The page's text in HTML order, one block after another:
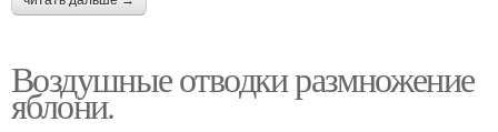
Воздушные отводки размножение
яблони.